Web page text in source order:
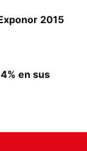
2015
en sus